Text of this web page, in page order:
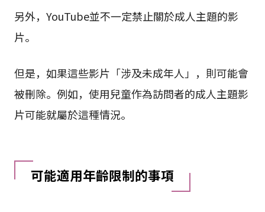
另外，YouTube並不一定禁止關於成人主題的影
片。
但是，如果這些影片「涉及未成年人」，則可能會
被刪除。例如，使用兒童作為訪問者的成人主題影
片可能就屬於這種情況。
可能適用年齡限制的事項